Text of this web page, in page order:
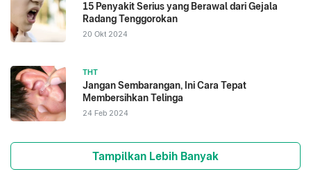
15 Penyakit Serius yang Berawal dari Gejala
Radang Tenggorokan
20 Okt 2024
THT
Jangan Sembarangan, Ini Cara Tepat
Membersihkan Telinga
24 Feb 2024
Tampilkan Lebih Banyak